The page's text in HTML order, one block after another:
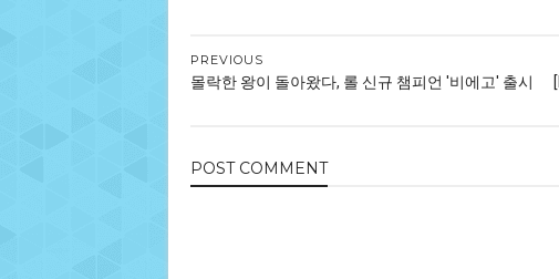
PREVIOUS
몰락한 왕이 돌아왔다, 롤 신규 챔피언 '비에고' 출시
POST COMMENT